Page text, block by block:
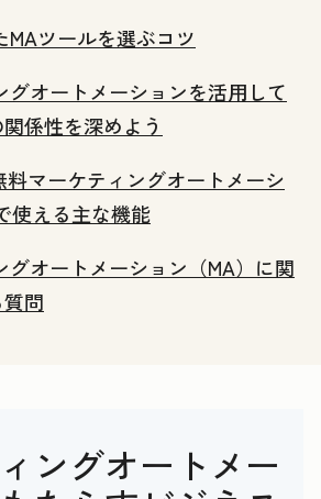
MAツールを選ぶコツ
グオートメーションを活用して
係性を深めよう
料マーケティングオートメーシ
使える主な機能
グオ‍ー‍ト‍メ‍ー‍シ‍ョ‍ン（MA）に関
問
ングオートメー